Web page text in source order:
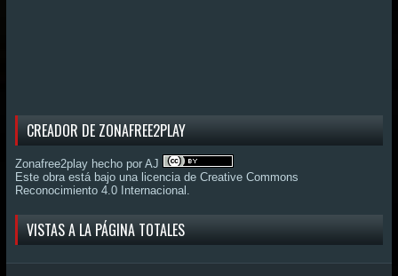
CREADOR DE ZONAFREE2PLAY
Zonafree2play hecho por AJ
Este obra está bajo una licencia de Creative Commons
Reconocimiento 4.0 Internacional
VISTAS A LA PÁGINA TOTALES